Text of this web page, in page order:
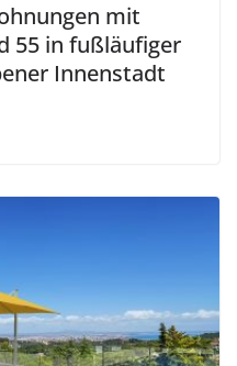
mit
55 in fußläufiger
Innenstadt